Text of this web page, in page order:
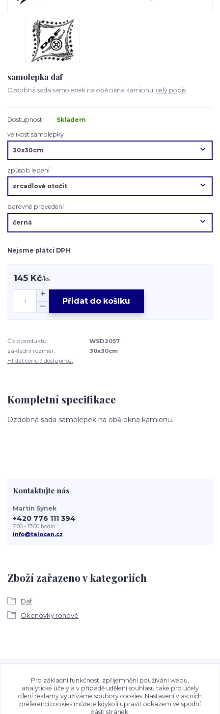
samolepka daf
Ozdobná sada samolepek na obě okna kamionu. celý popis
Dostupnost
Skladem
velikost samolepky
způsob lepení
barevné provedení
Nejsme plátci DPH
145 Kč/ks
Přidat do košíku
Číslo produktu:
WSD2057
základní rozměr:
30x30cm
Hlídat cenu / dostupnost
Kompletní specifikace
Ozdobná sada samolepek na obě okna kamionu.
Zboží zařazeno v kategoriích
Daf
Okenovky rohové
Kontaktujte nás
Martin Synek
+420 776 111 394
7:00 - 17:00 hodin
info@talocan.cz
obsah zveřejněný na stránkách Talocan.cz a
CeskeSamolepky.cz jsou chráněny autorským právem. Jejich
použití bez předchozího písemného souhlasu provozovatele
je zakázáno.
Pro základní funkčnost, zpříjemnění používání webu,
analytické účely a v případě udělení souhlasu také pro účely
cílení reklamy využíváme soubory cookies. Nastavení vlastních
preferencí cookies můžete kdykoli upravit odkazem ve spodní
části stránek.